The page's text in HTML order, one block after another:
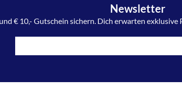
Newsletter
€ 10,- Gutschein sichern. Dich erwarten